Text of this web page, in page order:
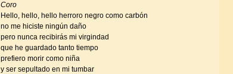
Coro
Hello, hello, hello herroro negro como carbón
no me hiciste ningún daño
pero nunca recibirás mi virgindad
que he guardado tanto tiempo
prefiero morir como niña
y ser sepultado en mi tumbar